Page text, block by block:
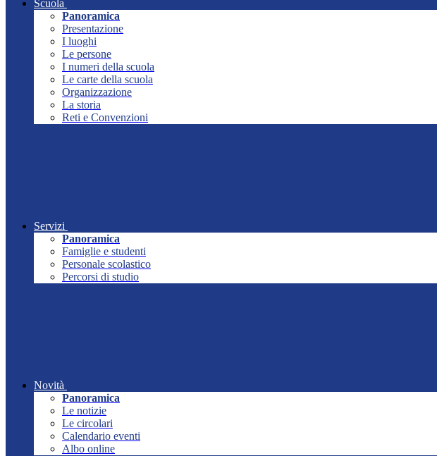
Scuola
Panoramica
Presentazione
I luoghi
Le persone
I numeri della scuola
Le carte della scuola
Organizzazione
La storia
Reti e Convenzioni
Servizi
Panoramica
Famiglie e studenti
Personale scolastico
Percorsi di studio
Novità
Panoramica
Le notizie
Le circolari
Calendario eventi
Albo online